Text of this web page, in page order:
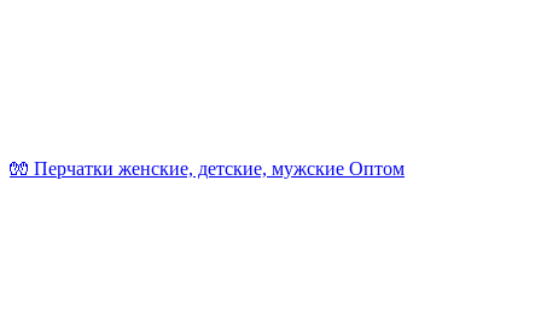
🧤 Перчатки женские, детские, мужские Оптом